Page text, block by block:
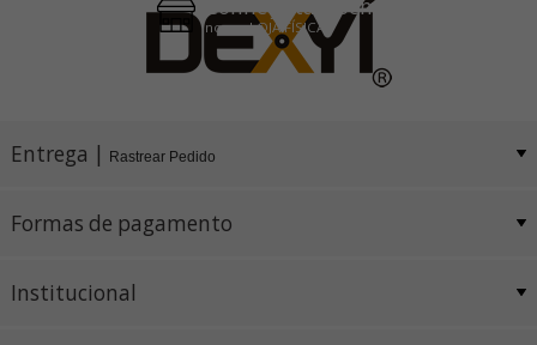
Conheça também
nossa LOJA FÍSICA
Entrega | Rastrear Pedido
Formas de pagamento
Institucional